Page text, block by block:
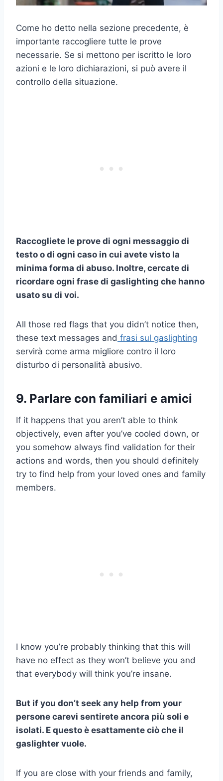
Come ho detto nella sezione precedente, è
importante raccogliere tutte le prove
necessarie. Se si mettono per iscritto le loro
azioni e le loro dichiarazioni, si può avere il
controllo della situazione.
Raccogliete le prove di ogni messaggio di
testo o di ogni caso in cui avete visto la
minima forma di abuso. Inoltre, cercate di
ricordare ogni frase di gaslighting che hanno
usato su di voi.
All those red flags that you didn’t notice then,
these text messages and frasi sul gaslighting
servirà come arma migliore contro il loro
disturbo di personalità abusivo.
9. Parlare con familiari e amici
If it happens that you aren’t able to think
objectively, even after you’ve cooled down, or
you somehow always find validation for their
actions and words, then you should definitely
try to find help from your loved ones and family
members.
I know you’re probably thinking that this will
have no effect as they won’t believe you and
that everybody will think you’re insane.
But if you don’t seek any help from your
persone carevi sentirete ancora più soli e
isolati. E questo è esattamente ciò che il
gaslighter vuole.
If you are close with your friends and family,